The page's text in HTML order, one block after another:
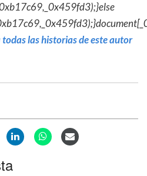
todas las historias de este autor